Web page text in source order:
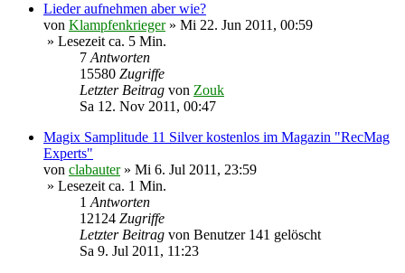
Lieder aufnehmen aber wie?
von Klampfenkrieger» Mi 22. Jun 2011, 00:59
» Lesezeit ca. 5 Min.
7Antworten
15580 Zugriffe
Letzter Beitrag von Zouk
Sa 12. Nov 2011, 00:47
Magix Samplitude 11 Silver kostenlos im Magazin "RecMag
Experts"
von clabauter» Mi 6. Jul 2011, 23:59
» Lesezeit ca. 1 Min.
1Antworten
12124 Zugriffe
Letzter Beitrag von Benutzer 141 gelöscht
Sa 9. Jul 2011, 11:23